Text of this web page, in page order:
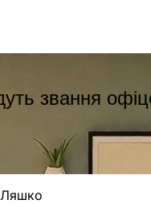
звання
Ляшко